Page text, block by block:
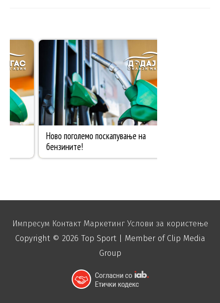
Импресум Контакт Маркетинг Услови за користење
Copyright © 2026 Top Sport| Member of Clip Media
Group